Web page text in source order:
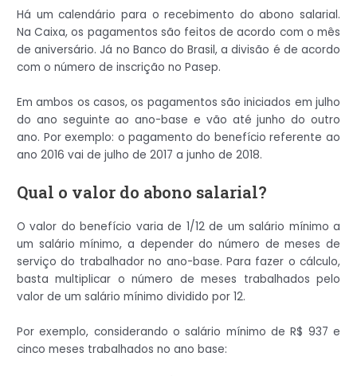
Há um calendário para o recebimento do abono salarial.
Na Caixa, os pagamentos são feitos de acordo com o mês
de aniversário. Já no Banco do Brasil, a divisão é de acordo
com o número de inscrição no Pasep.
Em ambos os casos, os pagamentos são iniciados em julho
do ano seguinte ao ano-base e vão até junho do outro
ano. Por exemplo: o pagamento do benefício referente ao
ano 2016 vai de julho de 2017 a junho de 2018.
Qual o valor do abono salarial?
O valor do benefício varia de 1/12 de um salário mínimo a
um salário mínimo, a depender do número de meses de
serviço do trabalhador no ano-base. Para fazer o cálculo,
basta multiplicar o número de meses trabalhados pelo
valor de um salário mínimo dividido por 12.
Por exemplo, considerando o salário mínimo de R$ 937 e
cinco meses trabalhados no ano base: